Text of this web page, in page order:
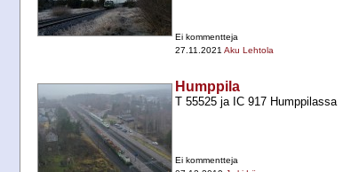
Ei kommentteja
27.11.2021 Aku Lehtola
Humppila
T 55525 ja IC 917 Humppilassa
Ei kommentteja